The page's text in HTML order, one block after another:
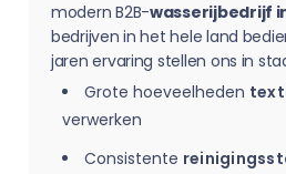
modern B2B-wasserijbedrijf
bedrijven in het hele land
jaren ervaring stellen ons in
Grote hoeveelheden
verwerken
Consistente